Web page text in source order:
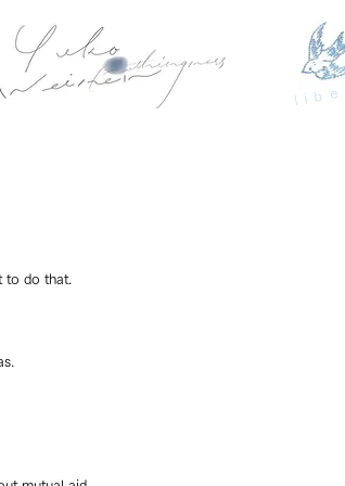
to do that.